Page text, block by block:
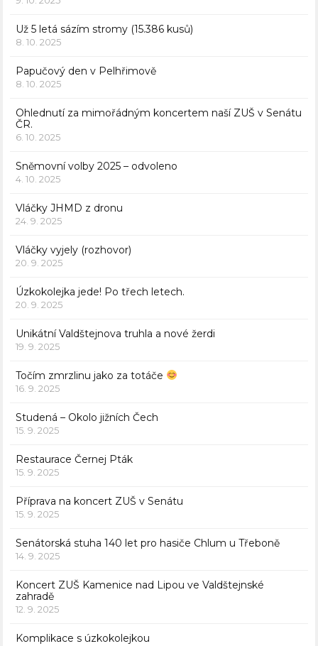
Už 5 letá sázím stromy (15.386 kusů)
8. 10. 2025
Papučový den v Pelhřimově
8. 10. 2025
Ohlednutí za mimořádným koncertem naší ZUŠ v Senátu
ČR.
6. 10. 2025
Sněmovní volby 2025 – odvoleno
4. 10. 2025
Vláčky JHMD z dronu
24. 9. 2025
Vláčky vyjely (rozhovor)
20. 9. 2025
Úzkokolejka jede! Po třech letech.
20. 9. 2025
Unikátní Valdštejnova truhla a nové žerdi
19. 9. 2025
Točím zmrzlinu jako za totáče
16. 9. 2025
Studená – Okolo jižních Čech
15. 9. 2025
Restaurace Černej Pták
15. 9. 2025
Příprava na koncert ZUŠ v Senátu
15. 9. 2025
Senátorská stuha 140 let pro hasiče Chlum u Třeboně
14. 9. 2025
Koncert ZUŠ Kamenice nad Lipou ve Valdštejnské
zahradě
12. 9. 2025
Komplikace s úzkokolejkou